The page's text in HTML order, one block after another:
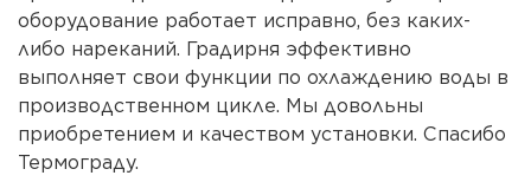
оборудование работает исправно, без каких-
либо нареканий. Градирня эффективно
выполняет свои функции по охлаждению воды в
производственном цикле. Мы довольны
приобретением и качеством установки. Спасибо
Термограду.